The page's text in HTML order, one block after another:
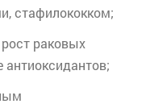
, стафилококком;
раковых
антиоксидантов;